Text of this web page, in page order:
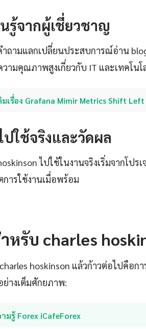
รู้จากผู้เชี่ยวชาญ
ำถามแลกเปลี่ยนประสบการณ์อ่าน
ามคุณภาพสูงเกี่ยวกับ IT และเทคโนโ
มเรื่อง Grafana Mimir Metrics Shift
ใช้จริงและวัดผล
ไปใช้ในงานจริงเริ่มจากโ
ารใช้งานเมื่อพร้อม
หรับ charles
hoskinson แล้วก้าวต่อไปคือ
ย่างเต็มศักยภาพ:
มรู้ Forex iCafeForex